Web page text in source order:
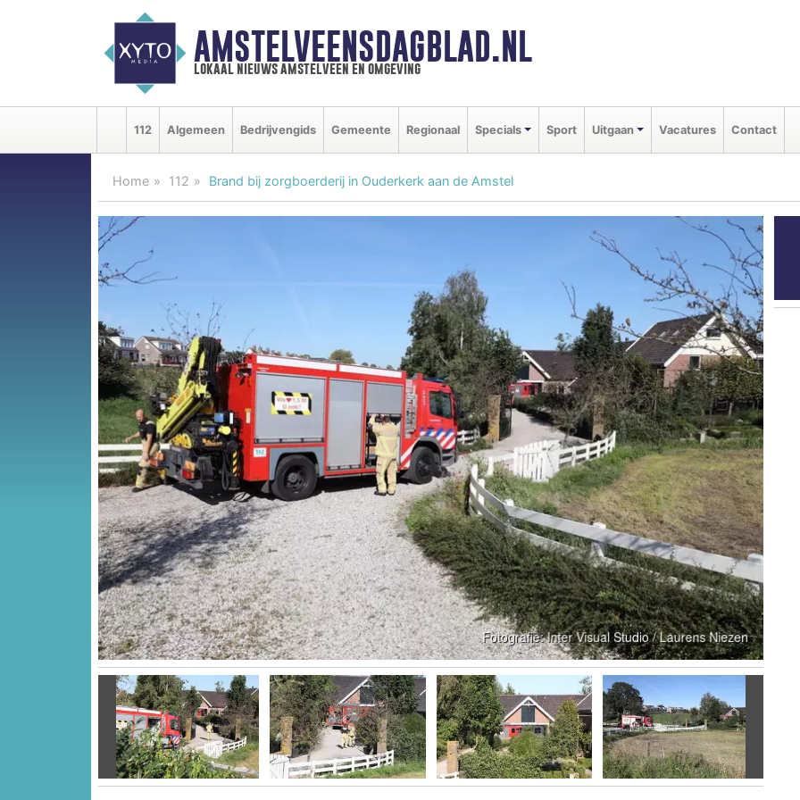
AMSTELVEENSDAGBLAD.NL
lokaal nieuws amstelveen en omgeving
112 Algemeen Bedrijvengids Gemeente Regionaal Specials Sport Uitgaan Vacatures Contact
Home 112 Brand bij zorgboerderij in Ouderkerk aan de Amstel
Vorige